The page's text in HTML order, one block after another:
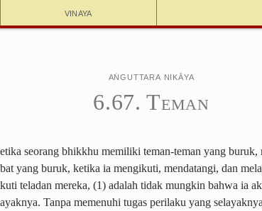
Vinaya
Aṅguttara Nikāya
6.67. Teman
seorang bhikkhu memiliki teman-teman yang buruk,
yang buruk, ketika ia mengikuti, mendatangi, dan
teladan mereka, (1) adalah tidak mungkin bahwa ia
Tanpa memenuhi tugas perilaku yang